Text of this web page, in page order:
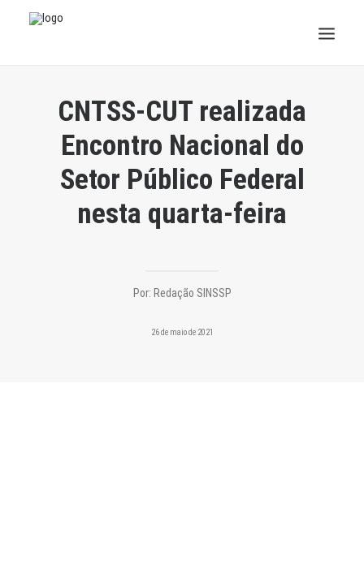
JURÍDICO
CNTSS-CUT realizada
Encontro Nacional do
Setor Público Federal
nesta quarta-feira
Por: Redação SINSSP
26 de maio de 2021